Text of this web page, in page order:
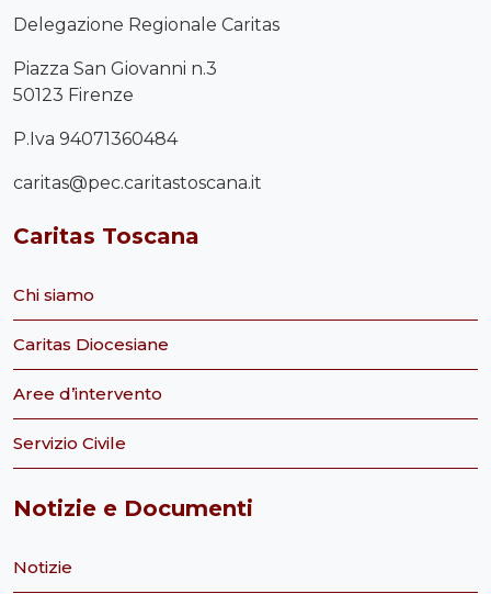
Delegazione Regionale Caritas
Piazza San Giovanni n.3
50123 Firenze
P.Iva 94071360484
caritas@pec.caritastoscana.it
Caritas Toscana
Chi siamo
Caritas Diocesiane
Aree d’intervento
Servizio Civile
Notizie e Documenti
Notizie